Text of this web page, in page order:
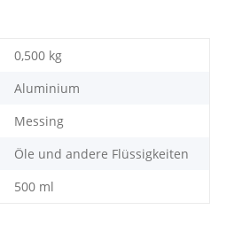
0,500 kg
Aluminium
Messing
Öle und andere Flüssigkeiten
500 ml